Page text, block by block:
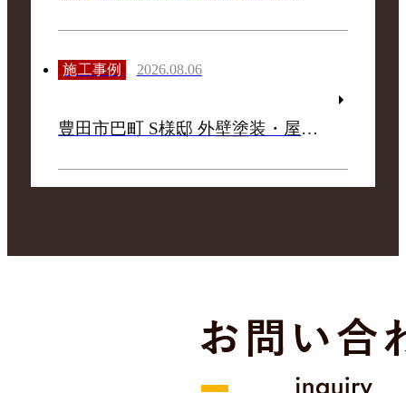
施工事例 2026.08.06
豊田市巴町 S様邸 外壁塗装・屋根漆喰施工事例 リフォームスタジオニシヤマ